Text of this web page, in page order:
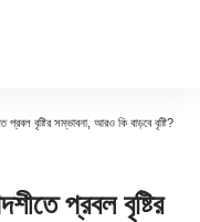
বৃষ্টির সম্ভাবনা, আরও কি বাড়বে বৃষ্টি?
প্রবল বৃষ্টির